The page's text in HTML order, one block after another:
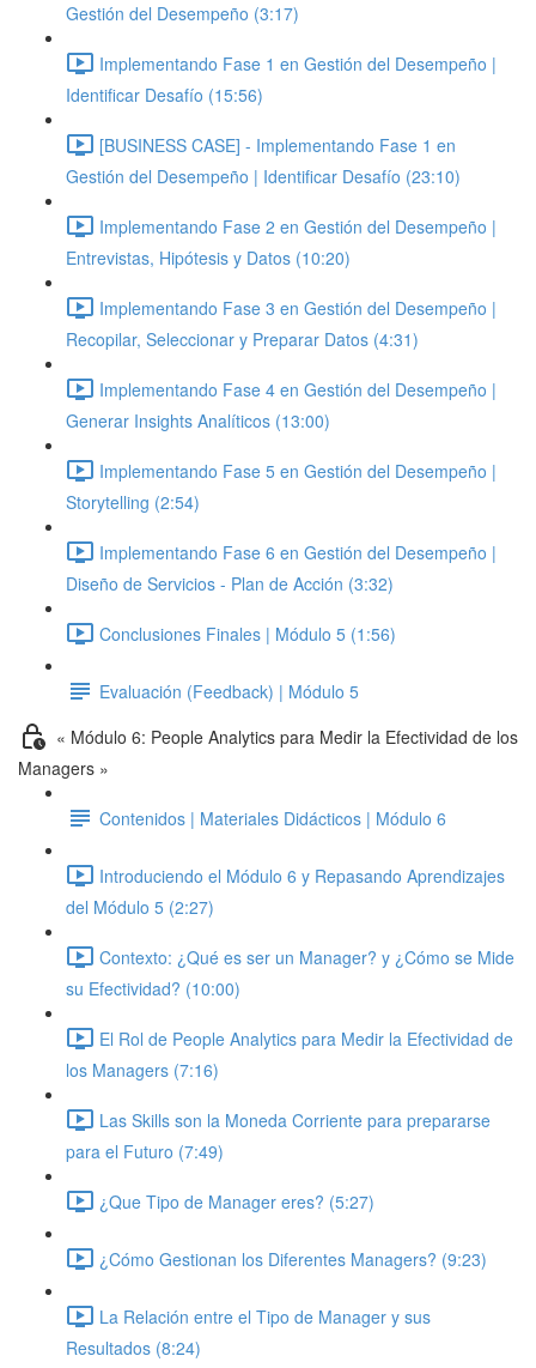
Gestión del Desempeño (3:17)
Implementando Fase 1 en Gestión del Desempeño |
Identificar Desafío (15:56)
[BUSINESS CASE] - Implementando Fase 1 en
Gestión del Desempeño | Identificar Desafío (23:10)
Implementando Fase 2 en Gestión del Desempeño |
Entrevistas, Hipótesis y Datos (10:20)
Implementando Fase 3 en Gestión del Desempeño |
Recopilar, Seleccionar y Preparar Datos (4:31)
Implementando Fase 4 en Gestión del Desempeño |
Generar Insights Analíticos (13:00)
Implementando Fase 5 en Gestión del Desempeño |
Storytelling (2:54)
Implementando Fase 6 en Gestión del Desempeño |
Diseño de Servicios - Plan de Acción (3:32)
Conclusiones Finales | Módulo 5 (1:56)
Evaluación (Feedback) | Módulo 5
« Módulo 6: People Analytics para Medir la Efectividad de los
Managers »
Contenidos | Materiales Didácticos | Módulo 6
Introduciendo el Módulo 6 y Repasando Aprendizajes
del Módulo 5 (2:27)
Contexto: ¿Qué es ser un Manager? y ¿Cómo se Mide
su Efectividad? (10:00)
El Rol de People Analytics para Medir la Efectividad de
los Managers (7:16)
Las Skills son la Moneda Corriente para prepararse
para el Futuro (7:49)
¿Que Tipo de Manager eres? (5:27)
¿Cómo Gestionan los Diferentes Managers? (9:23)
La Relación entre el Tipo de Manager y sus
Resultados (8:24)